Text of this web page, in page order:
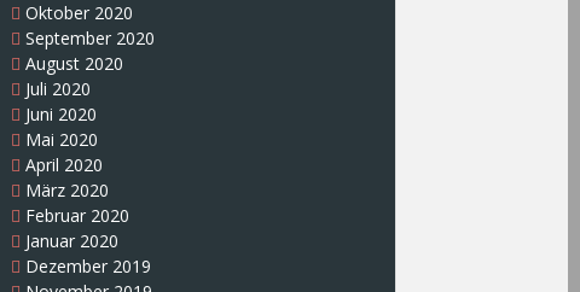
Oktober 2020
September 2020
August 2020
Juli 2020
Juni 2020
Mai 2020
April 2020
März 2020
Februar 2020
Januar 2020
Dezember 2019